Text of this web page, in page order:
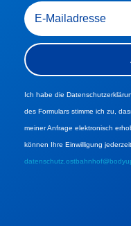
Ich habe die
des Formulars stimme ich zu,
meiner Anfrage elektronisch
können Ihre Einwilligung